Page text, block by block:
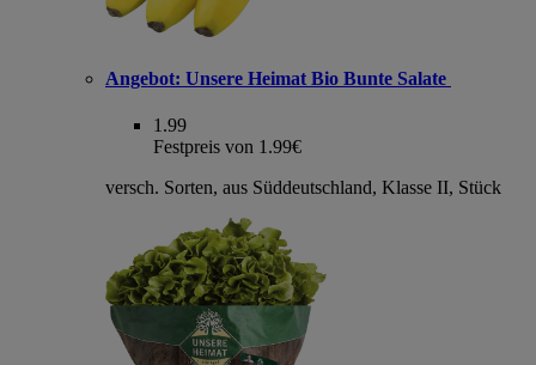
Angebot: Unsere Heimat Bio Bunte Salate
1.99
Festpreis von 1.99€
versch. Sorten, aus Süddeutschland, Klasse II, Stück